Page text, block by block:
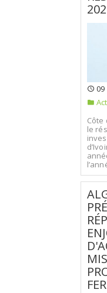
09
Côte
le